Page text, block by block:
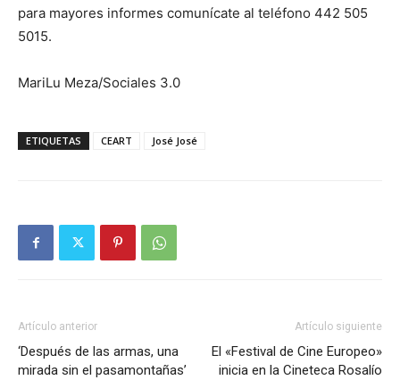
para mayores informes comunícate al teléfono 442 505
5015.
MariLu Meza/Sociales 3.0
ETIQUETAS CEART José José
Artículo anterior
‘Después de las armas, una
mirada sin el pasamontañas’
Artículo siguiente
El «Festival de Cine Europeo»
inicia en la Cineteca Rosalío